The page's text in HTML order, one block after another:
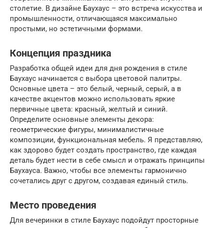
столетие. В дизайне Баухаус – это встреча искусства и
промышленности, отличающаяся максимально
простыми, но эстетичными формами.
Концепция праздника
Разработка общей идеи для дня рождения в стиле
Баухаус начинается с выбора цветовой палитры.
Основные цвета – это белый, черный, серый, а в
качестве акцентов можно использовать яркие
первичные цвета: красный, желтый и синий.
Определите основные элементы декора:
геометрические фигуры, минималистичные
композиции, функциональная мебель. Я представляю,
как здорово будет создать пространство, где каждая
деталь будет нести в себе смысл и отражать принципы
Баухауса. Важно, чтобы все элементы гармонично
сочетались друг с другом, создавая единый стиль.
Место проведения
Для вечеринки в стиле Баухаус подойдут просторные